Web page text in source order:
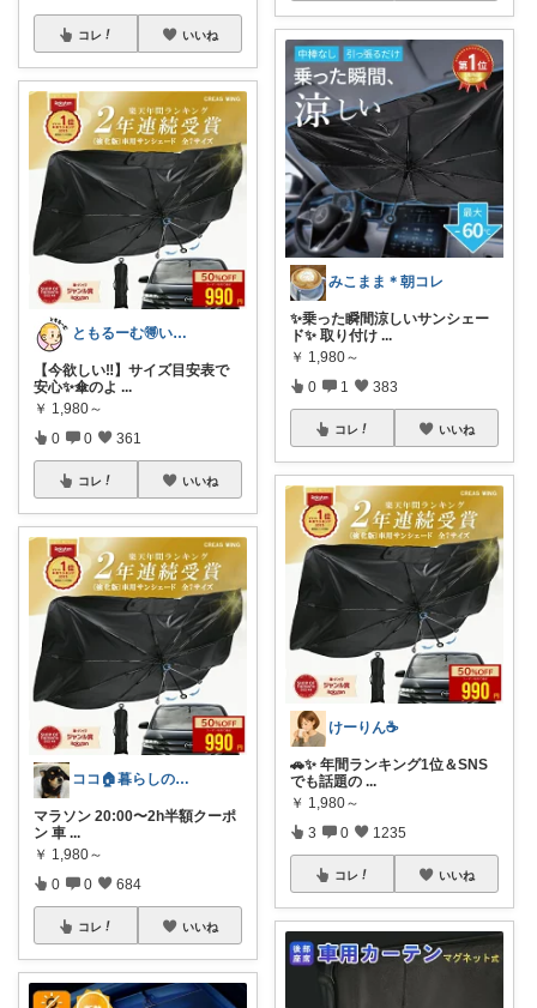
コレ いいね
ともるーむ🉐いいものみっけ‼️
【今欲しい‼️】サイズ目安表で
安心✨傘のよ ...
￥ 1,980～
0 0 361
コレ いいね
ココ🏠暮らしの必需品
マラソン 20:00〜2h半額クーポ
ン 車 ...
￥ 1,980～
0 0 684
コレ いいね
みこまま＊朝コレ
✨乗った瞬間涼しいサンシェー
ド✨ 取り付け ...
￥ 1,980～
0 1 383
コレ いいね
けーりん☕️
🚗✨ 年間ランキング1位＆SNS
でも話題の ...
￥ 1,980～
3 0 1235
コレ いいね